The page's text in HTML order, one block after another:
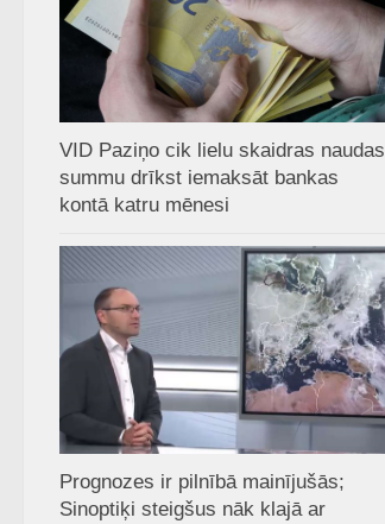
VID Paziņo cik lielu skaidras naudas
summu drīkst iemaksāt bankas
kontā katru mēnesi
Prognozes ir pilnībā mainījušās;
Sinoptiķi steigšus nāk klajā ar